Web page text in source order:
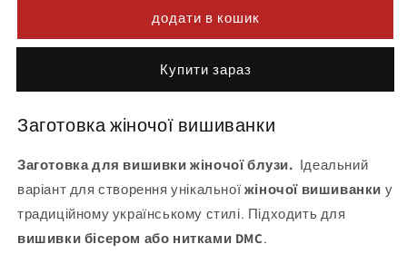
додати в кошик
Buy it now
Заготовка жіночої вишиванки
Заготовка для вишивки жіночої блузи. Ідеальний
варіант для створення унікальної жіночої вишиванки у
традиційному українському стилі. Підходить для
вишивки бісером або нитками DMC.